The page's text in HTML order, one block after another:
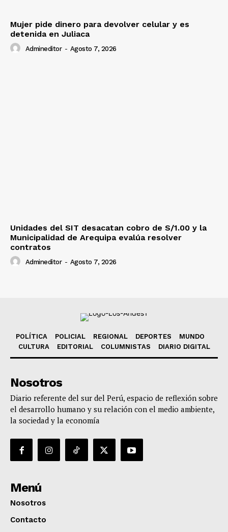
Mujer pide dinero para devolver celular y es
detenida en Juliaca
Admineditor - Agosto 7, 2026
Unidades del SIT desacatan cobro de S/1.00 y la
Municipalidad de Arequipa evalúa resolver
contratos
Admineditor - Agosto 7, 2026
POLÍTICA POLICIAL REGIONAL DEPORTES
MUNDO
CULTURA
EDITORIAL COLUMNISTAS DIARIO DIGITAL
Nosotros
Diario referente del sur del Perú, espacio de reflexión sobre
el desarrollo humano y su relación con el medio ambiente,
la sociedad y la economía
Menú
Nosotros
Contacto